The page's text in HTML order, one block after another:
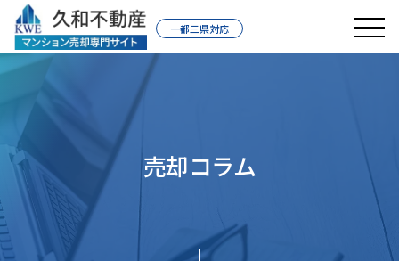
一都三県対応
売却コラム